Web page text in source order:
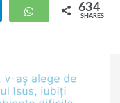
Telegram WhatsApp
634
SHARES